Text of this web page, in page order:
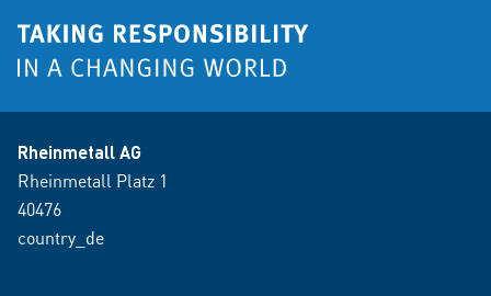
Rheinmetall AG
Rheinmetall Platz 1
40476
country_de